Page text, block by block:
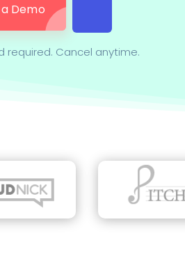
Demo
required. Cancel anytime.